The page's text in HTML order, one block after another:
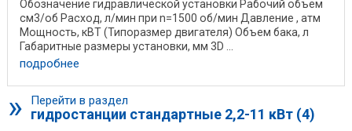
Обозначение гидравлической установки Рабочий объем
см3/об Расход, л/мин при n=1500 об/мин Давление , атм
Мощность, кВТ (Типоразмер двигателя) Объем бака, л
Габаритные размеры установки, мм 3D ...
подробнее
» Перейти в раздел
гидростанции стандартные 2,2-11 кВт (4)